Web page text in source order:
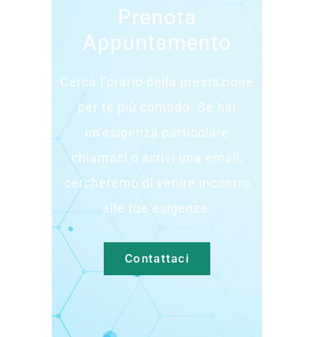
Prenota
Appuntamento
Cerca l’orario della prestazione
per te più comodo. Se hai
un’esigenza particolare
chiamaci o scrivi una email,
cercheremo di venire incontro
alle tue esigenze.
Contattaci